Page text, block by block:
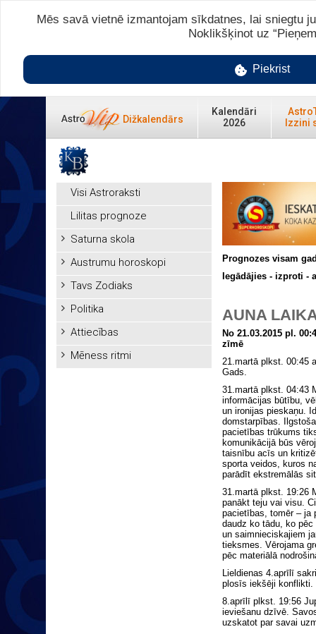
Dižkalendārs
Kalendāri
2026
Izzini
Visi Astroraksti
Lilitas prognoze
Saturna skola
Austrumu horoskopi
Tavs Zodiaks
Politika
Attiecības
Mēness ritmi
Prognozes visam
Iegādājies - izproti -
AUNA
No 21.03.2015 pl.
zīmē
21.martā plkst. 00:45
Gads.
31.martā plkst. 04:43
informācijas būtību,
un ironijas pieskaņu.
domstarpības.
pacietības trūkums
komunikācijā būs
taisnību acīs un
sporta veidos, kuros
parādīt ekstremālās
31.martā plkst. 19:26
panākt teju vai visu.
pacietības, tomēr – ja
daudz ko tādu, ko
un saimnieciskajiem
tieksmes. Vērojama
pēc materiālā
Lieldienas 4.aprīlī
plosīs iekšēji konflikti.
8.aprīlī plkst. 19:56
ieviešanu dzīvē.
uzskatot par savai
Mēs savā vietnē izmantojam sīkdatnes, lai sniegtu
Noklikšķinot uz
Piekrist